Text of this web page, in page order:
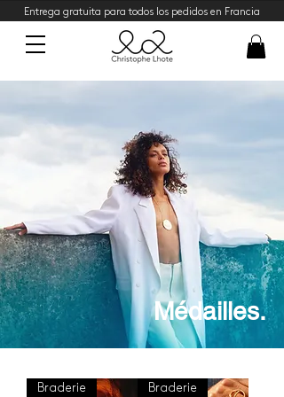
Entrega gratuita para todos los pedidos en Francia
Médailles.
Braderie Braderie